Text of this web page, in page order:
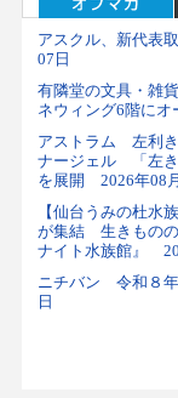
アスクル、新代表
07日
有隣堂の文具・雑
ネウィング6階に
アストラム 左利き
ナージェル 「左き
を展開 2026年08
【仙台うみの杜水
が集結 生きものの
ナイト水族館』
ニチバン 令和８
日